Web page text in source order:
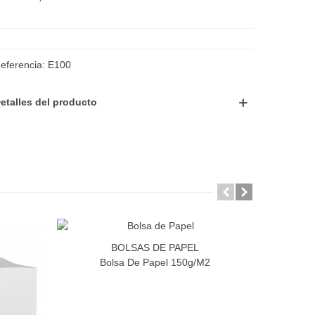
E100
del producto
BOLSAS DE PAPEL
Bolsa De Papel 150g/m2